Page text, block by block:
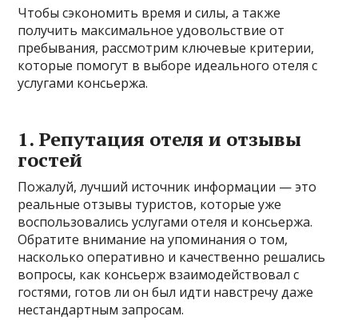
Чтобы сэкономить время и силы, а также
получить максимальное удовольствие от
пребывания, рассмотрим ключевые критерии,
которые помогут в выборе идеального отеля с
услугами консьержа.
1. Репутация отеля и отзывы
гостей
Пожалуй, лучший источник информации — это
реальные отзывы туристов, которые уже
воспользовались услугами отеля и консьержа.
Обратите внимание на упоминания о том,
насколько оперативно и качественно решались
вопросы, как консьерж взаимодействовал с
гостями, готов ли он был идти навстречу даже
нестандартным запросам.